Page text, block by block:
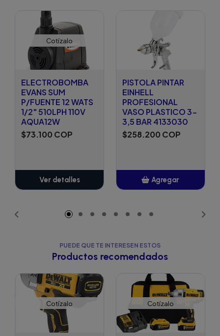
Cotízalo
ELECTROBOMBA
EVANS SUM
P/FUENTE 12 WATS
1/2" 510LPH 110V
AQUA12W
$73.100 COP
Ver detalles
PISTOLA PINTAR
EINHELL
PROFESIONAL
VASO PLASTICO 3-
3,5 BAR 4133030
$258.200 COP
Agregar
PUEDE QUE TE INTERESEN ESTOS
Productos recomendados
Cotízalo Cotízalo